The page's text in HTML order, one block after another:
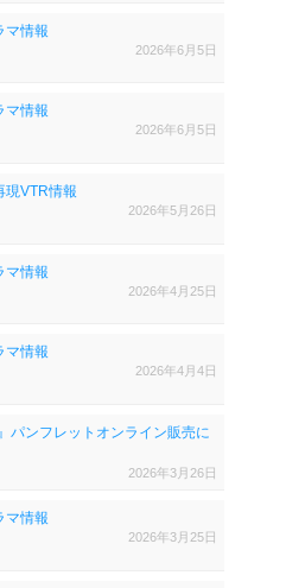
マ情報
2026年6月5日
マ情報
2026年6月5日
現VTR情報
2026年5月26日
マ情報
2026年4月25日
マ情報
2026年4月4日
パンフレットオンライン販売に
2026年3月26日
マ情報
2026年3月25日